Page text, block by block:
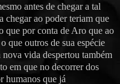
antes de chegar a tal
chegar ao poder teriam que
que por conta de Aro que ao
que outros de sua espécie
nova vida despertou também
em que no decorrer dos
humanos que já